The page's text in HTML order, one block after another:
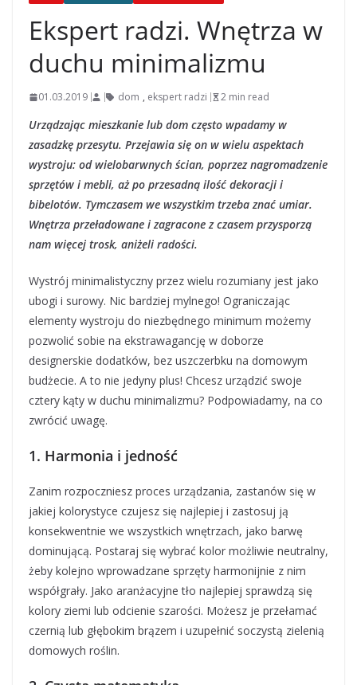
Ekspert radzi. Wnętrza w
duchu minimalizmu
01.03.2019 dom , ekspert radzi 2 min read
Urządzając mieszkanie lub dom często wpadamy w
zasadzkę przesytu. Przejawia się on w wielu aspektach
wystroju: od wielobarwnych ścian, poprzez nagromadzenie
sprzętów i mebli, aż po przesadną ilość dekoracji i
bibelotów. Tymczasem we wszystkim trzeba znać umiar.
Wnętrza przeładowane i zagracone z czasem przysporzą
nam więcej trosk, aniżeli radości.
Wystrój minimalistyczny przez wielu rozumiany jest jako
ubogi i surowy. Nic bardziej mylnego! Ograniczając
elementy wystroju do niezbędnego minimum możemy
pozwolić sobie na ekstrawagancję w doborze
designerskie dodatków, bez uszczerbku na domowym
budżecie. A to nie jedyny plus! Chcesz urządzić swoje
cztery kąty w duchu minimalizmu? Podpowiadamy, na co
zwrócić uwagę.
1. Harmonia i jedność
Zanim rozpoczniesz proces urządzania, zastanów się w
jakiej kolorystyce czujesz się najlepiej i zastosuj ją
konsekwentnie we wszystkich wnętrzach, jako barwę
dominującą. Postaraj się wybrać kolor możliwie neutralny,
żeby kolejno wprowadzane sprzęty harmonijnie z nim
współgrały. Jako aranżacyjne tło najlepiej sprawdzą się
kolory ziemi lub odcienie szarości. Możesz je przełamać
czernią lub głębokim brązem i uzupełnić soczystą zielenią
domowych roślin.